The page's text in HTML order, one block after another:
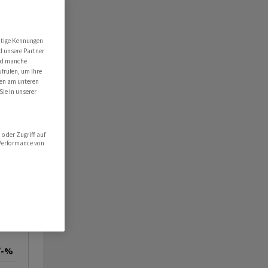
%
Kennungen
unsere Partner
manche
um Ihre
am unteren
in unserer
oder Zugriff auf
von